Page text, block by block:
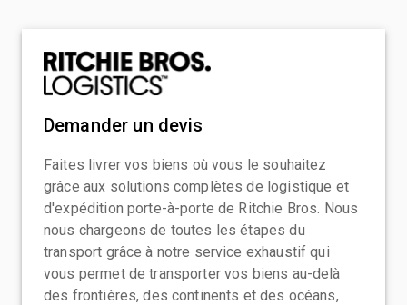
Demander un devis
Faites livrer vos biens où vous le souhaitez
grâce aux solutions complètes de logistique et
d'expédition porte-à-porte de Ritchie Bros. Nous
nous chargeons de toutes les étapes du
transport grâce à notre service exhaustif qui
vous permet de transporter vos biens au-delà
des frontières, des continents et des océans,